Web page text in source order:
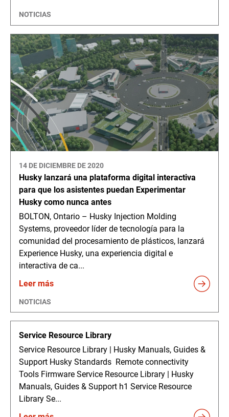
NOTICIAS
14 DE DICIEMBRE DE 2020
Husky lanzará una plataforma digital interactiva
para que los asistentes puedan Experimentar
Husky como nunca antes
BOLTON, Ontario – Husky Injection Molding
Systems, proveedor líder de tecnología para la
comunidad del procesamiento de plásticos, lanzará
Experience Husky, una experiencia digital e
interactiva de ca...
Leer más
NOTICIAS
Service Resource Library
Service Resource Library | Husky Manuals, Guides &
Support Husky Standards Remote connectivity
Tools Firmware Service Resource Library | Husky
Manuals, Guides & Support h1 Service Resource
Library Se...